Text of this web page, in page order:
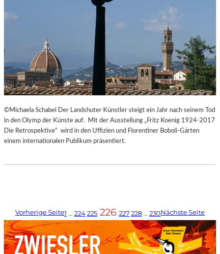
©Michaela Schabel Der Landshuter Künstler steigt ein Jahr nach seinem Tod
in den Olymp der Künste auf. Mit der Ausstellung „Fritz Koenig 1924-2017
Die Retrospektive“ wird in den Uffizien und Florentiner Boboli-Gärten
einem internationalen Publikum präsentiert.
Vorherige Seite1 … 224225 226 227228… 230Nächste Seite